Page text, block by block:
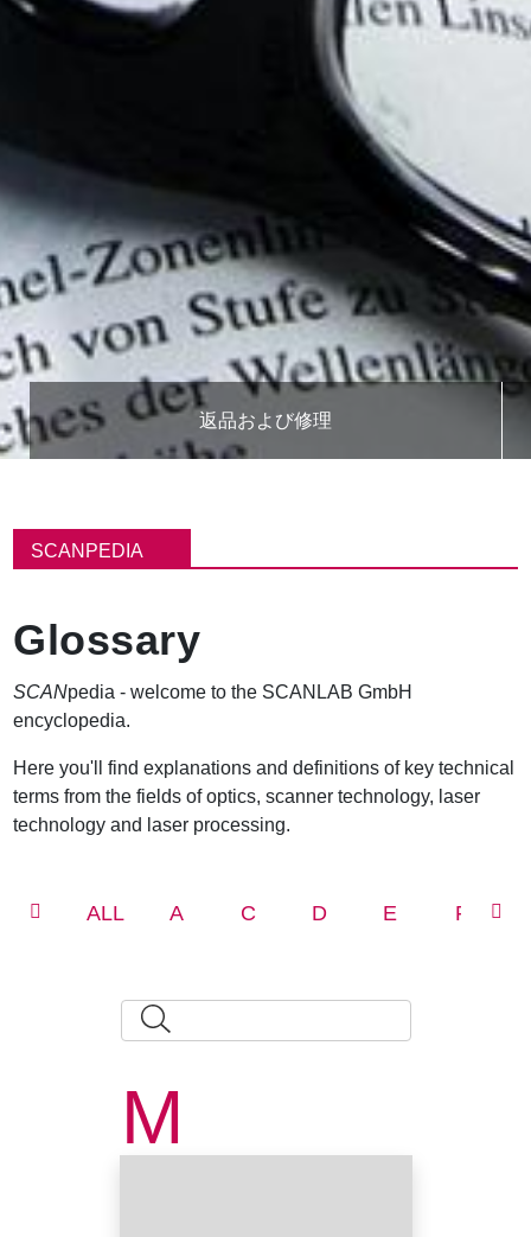
返品および修理
ン
くSCANPEDIA
Glossary
SCANpedia - welcome to the SCANLAB GmbH
encyclopedia.
Here you'll find explanations and definitions of key technical
terms from the fields of optics, scanner technology, laser
technology and laser processing.
ALL A C D E F
M